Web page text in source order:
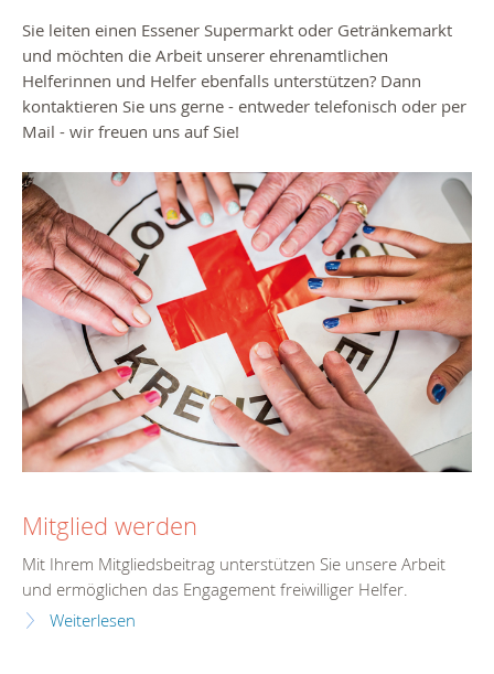
Sie leiten einen Essener Supermarkt oder Getränkemarkt
und möchten die Arbeit unserer ehrenamtlichen
Helferinnen und Helfer ebenfalls unterstützen? Dann
kontaktieren Sie uns gerne - entweder telefonisch oder per
Mail - wir freuen uns auf Sie!
Mitglied werden
Mit Ihrem Mitgliedsbeitrag unterstützen Sie unsere Arbeit
und ermöglichen das Engagement freiwilliger Helfer.
Weiterlesen